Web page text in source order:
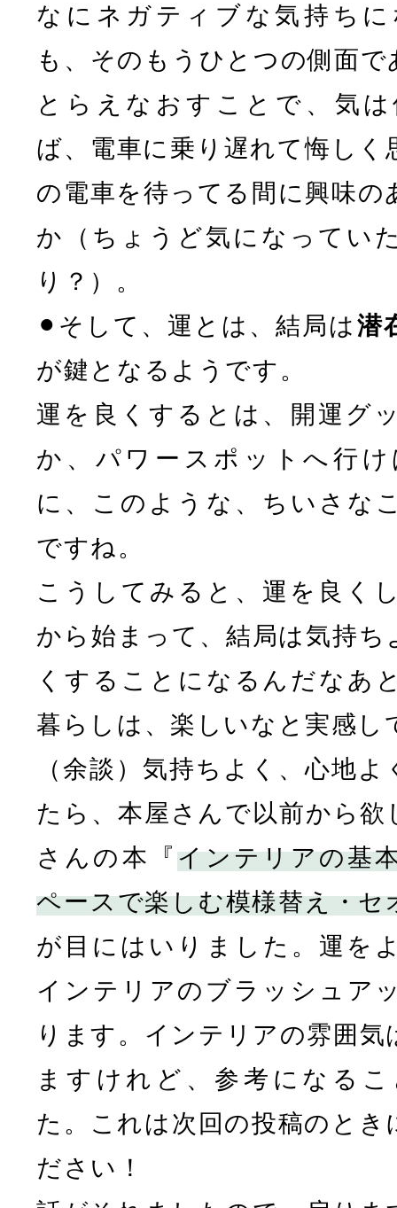
なにネガティブな気持ち
も、そのもうひとつの側面
とらえなおすことで、気
ば、電車に乗り遅れて悔し
の電車を待ってる間に興味
か（ちょうど気になってい
り？）。
⚫︎そして、運とは、結局は潜
が鍵となるようです。
運を良くするとは、開運グ
か、パワースポットへ行
に、このような、ちいさな
ですね。
こうしてみると、運を良く
から始まって、結局は気持
くすることになるんだなあ
暮らしは、楽しいなと実感し
（余談）気持ちよく、心地
たら、本屋さんで以前から欲
さんの本『インテリアの基
ペースで楽しむ模様替え・セ
が目にはいりました。運を
インテリアのブラッシュア
ります。インテリアの雰囲
ますけれど、参考になる
た。これは次回の投稿のと
ださい！